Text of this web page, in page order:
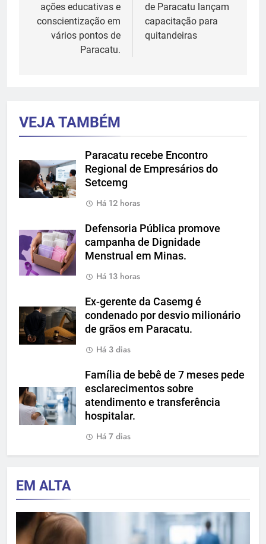
Post
ações educativas e
conscientização em
vários pontos de
Paracatu.
de Paracatu lançam
capacitação para
quitandeiras
VEJA TAMBÉM
Paracatu recebe Encontro
Regional de Empresários do
Setcemg
Há 12 horas
Defensoria Pública promove
campanha de Dignidade
Menstrual em Minas.
Há 13 horas
Ex-gerente da Casemg é
condenado por desvio milionário
de grãos em Paracatu.
Há 3 dias
Família de bebê de 7 meses pede
esclarecimentos sobre
atendimento e transferência
hospitalar.
Há 7 dias
EM ALTA